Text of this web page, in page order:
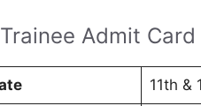
Admit
11th &